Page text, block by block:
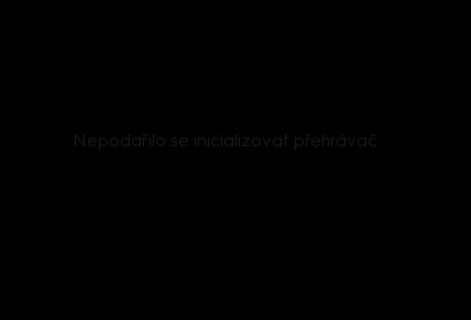
Nepodařilo se inicializovat přehrávač